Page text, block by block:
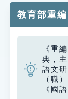
貓頭鷹博士
教育部重
《重
典，
語文
（職
《國